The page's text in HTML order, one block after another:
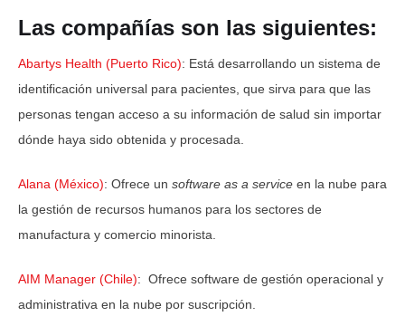
Las compañías son las siguientes:
Abartys Health (Puerto Rico): Está desarrollando un sistema de
identificación universal para pacientes, que sirva para que las
personas tengan acceso a su información de salud sin importar
dónde haya sido obtenida y procesada.
Alana (México): Ofrece un software as a service en la nube para
la gestión de recursos humanos para los sectores de
manufactura y comercio minorista.
AIM Manager (Chile): Ofrece software de gestión operacional y
administrativa en la nube por suscripción.